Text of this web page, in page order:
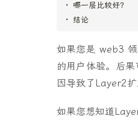
哪一层比较好？
结论
如果您是 web3
的用户体验。后
因导致了Layer2
如果您想知道